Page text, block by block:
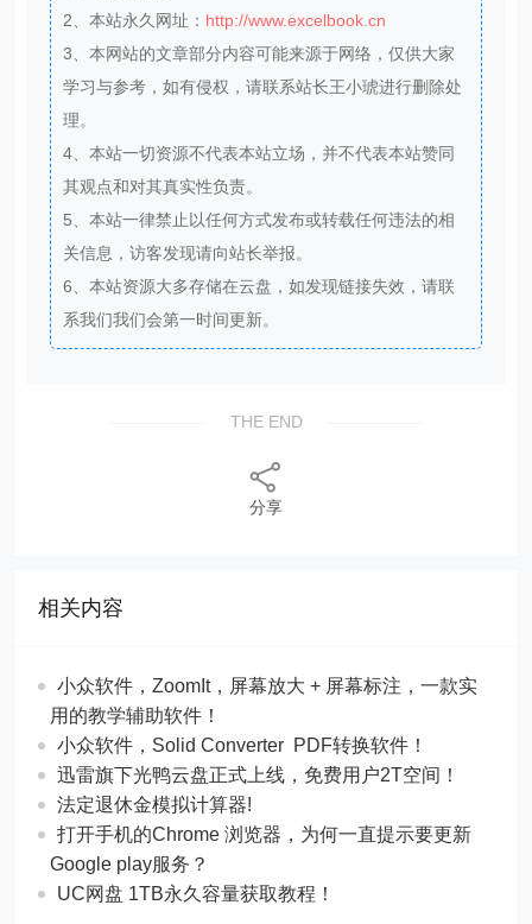
2、本站永久网址： http://www.excelbook.cn
3、本网站的文章部分内容可能来源于网络，仅供大家
学习与参考，如有侵权，请联系站长王小琥进行删除处
理。
4、本站一切资源不代表本站立场，并不代表本站赞同
其观点和对其真实性负责。
5、本站一律禁止以任何方式发布或转载任何违法的相
关信息，访客发现请向站长举报。
6、本站资源大多存储在云盘，如发现链接失效，请联
系我们我们会第一时间更新。
THE END
分享
相关内容
​​小众软件，ZoomIt，屏幕放大 + 屏幕标注，一款实
用的教学辅助软件！
​​小众软件，Solid Converter PDF转换软件！
迅雷旗下光鸭云盘正式上线，免费用户2T空间！
法定退休金模拟计算器!
打开手机的Chrome 浏览器，为何一直提示要更新
Google play服务？
UC网盘 1TB永久容量获取教程！